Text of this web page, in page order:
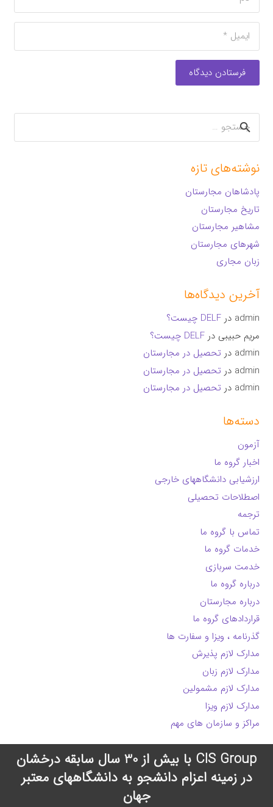
فرستادن دیدگاه
جستجو
برای:
نوشته‌های تازه
پادشاهان مجارستان
تاریخ مجارستان
مشاهیر مجارستان
شهرهای مجارستان
زبان مجاری
آخرین دیدگاه‌ها
admin درDELF چیست؟
مریم حبیبی درDELF چیست؟
admin در تحصیل در مجارستان
admin در تحصیل در مجارستان
admin در تحصیل در مجارستان
دسته‌ها
آزمون
اخبار گروه ما
ارزشیابی دانشگاههای خارجی
اصطلاحات تحصیلی
ترجمه
تماس با گروه ما
خدمات گروه ما
خدمت سربازی
درباره گروه ما
درباره مجارستان
قراردادهای گروه ما
گذرنامه ، ویزا و سفارت ها
مدارک لازم پذیرش
مدارک لازم زبان
مدارک لازم مشمولین
مدارک لازم ویزا
مراکز و سازمان های مهم
CIS Group با بیش از 30 سال سابقه درخشان
در زمینه اعزام دانشجو به دانشگاههای معتبر
جهان